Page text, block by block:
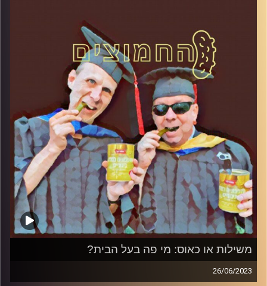
משילות או כאוס: מי פה בעל הבית?
26/06/2023